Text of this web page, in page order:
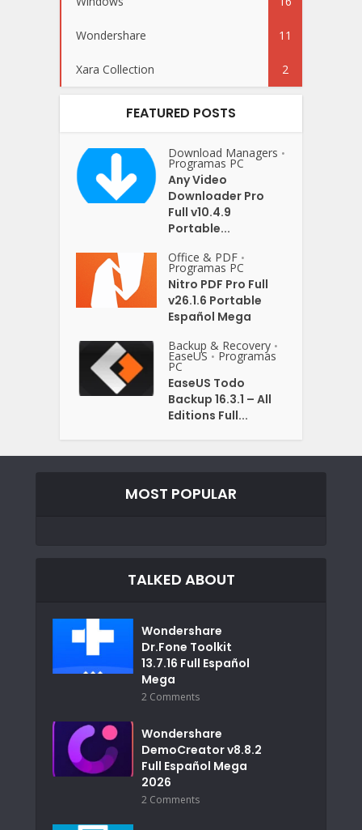
Wondershare 11
Xara Collection 2
FEATURED POSTS
Download Managers •
Programas PC
Any Video
Downloader Pro
Full v10.4.9
Portable...
Office & PDF •
Programas PC
Nitro PDF Pro Full
v26.1.6 Portable
Español Mega
Backup & Recovery •
EaseUS • Programas
PC
EaseUS Todo
Backup 16.3.1 – All
Editions Full...
MOST POPULAR
TALKED ABOUT
Wondershare
Dr.Fone Toolkit
13.7.16 Full Español
Mega
2 Comments
Wondershare
DemoCreator v8.8.2
Full Español Mega
2026
2 Comments